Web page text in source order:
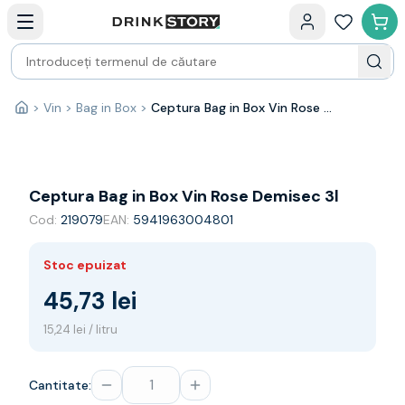
Bauturi fine — selectie
Produse Noi
Cosuri cadou
Pachete & Cadouri
Vin
Franta
Spania
Australia
Germania
Noua Zeelanda
Prosecco
Acasă
> Vin > Bag in Box > Ceptura Bag in Box Vin Rose Demisec 3l
Ceptura Bag in Box Vin Rose Demisec 3l
Cod: 219079EAN: 5941963004801
Stoc epuizat
45,73 lei
15,24 lei / litru
Cantitate: